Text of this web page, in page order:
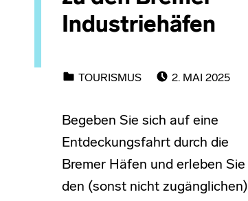
Industriehäfen
TOURISMUS
2. MAI 2025
Begeben Sie sich auf eine
Entdeckungsfahrt durch die
Bremer Häfen und erleben Sie
den (sonst nicht zugänglichen)